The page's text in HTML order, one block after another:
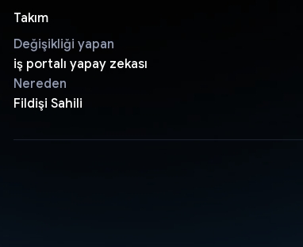
Takım
Değişikliği yapan
iş portalı yapay zekası
Nereden
Fildişi Sahili